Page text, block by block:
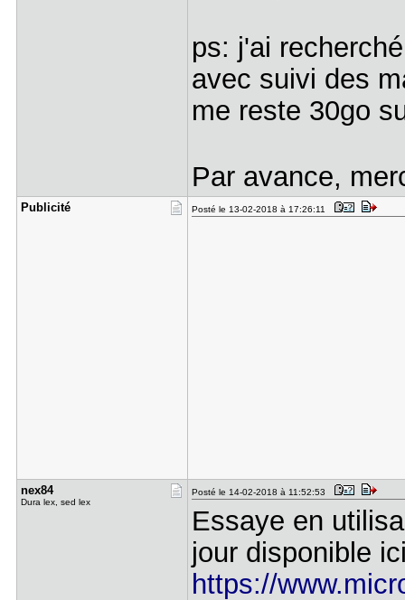
ps: j'ai
avec suivi des
me reste 30go
Par avance,
Publicité Posté le 13-02-2018 à 17:26:11
nex84
Dura lex, sed lex
Posté le 14-02-2018 à 11:52:53
Essaye en
jour disponible
https://